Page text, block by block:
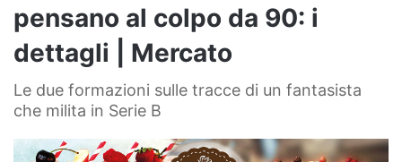
pensano al colpo da 90: i
dettagli | Mercato
Le due formazioni sulle tracce di un fantasista
che milita in Serie B